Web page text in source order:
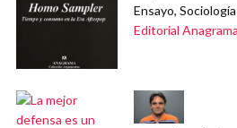
Ensayo, Sociología
Editorial